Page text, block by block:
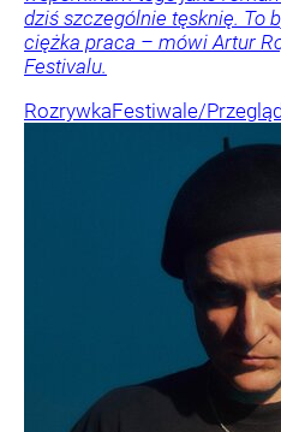
dziś szczególnie tęsknię. To
ciężka praca – mówi Artur
Festivalu.
RozrywkaFestiwale/